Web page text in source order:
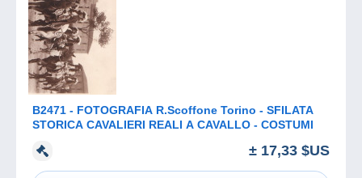
B2471 - FOTOGRAFIA R.Scoffone Torino - SFILATA
STORICA CAVALIERI REALI A CAVALLO - COSTUMI
± 17,33 $US